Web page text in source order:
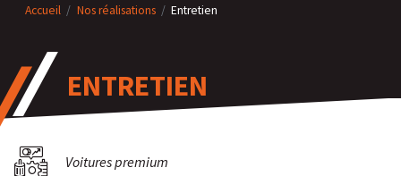
Accueil Nos réalisations Entretien
ENTRETIEN
Voitures premium